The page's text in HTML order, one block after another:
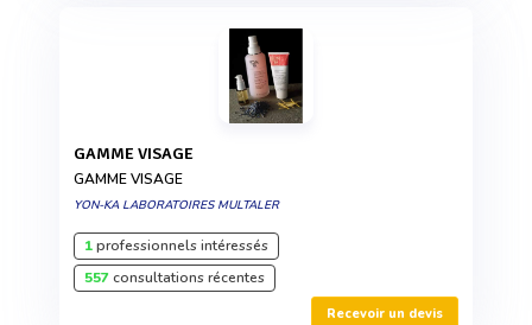
GAMME VISAGE
GAMME VISAGE
YON-KA LABORATOIRES MULTALER
1professionnels intéressés
557consultations récentes
Recevoir un devis